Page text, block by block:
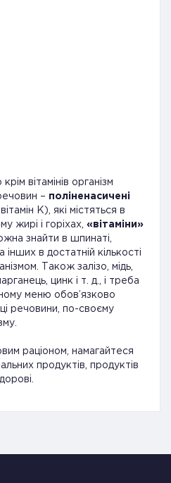
вітамінів організм
– поліненасичені
К), які містяться в
жирі і горіхах, «вітаміни»
знайти в шпинаті,
інших в достатній кількості
Також залізо, мідь,
цинк і т. д., і треба
меню обов’язково
ці речовини, по-своєму
раціоном, намагайтеся
продуктів, продуктів